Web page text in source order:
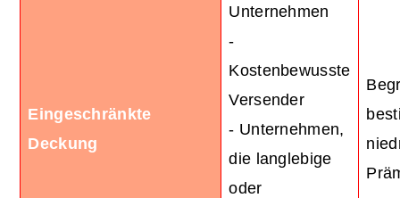
Eingeschränkte
Deckung
Unternehmen
-
Kostenbewusste
Versender
- Unternehmen,
die langlebige
oder